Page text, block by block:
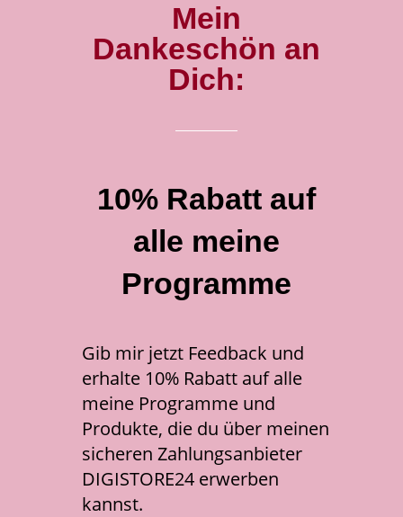
Mein
Dankeschön an
Dich:
10% Rabatt auf
alle meine
Programme
Gib mir jetzt Feedback und
erhalte 10% Rabatt auf alle
meine Programme und
Produkte, die du über meinen
sicheren Zahlungsanbieter
DIGISTORE24 erwerben
kannst.